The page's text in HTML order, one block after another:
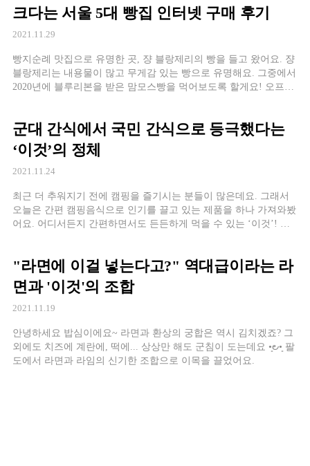
크다는 서울 5대 빵집 인터넷 구매 후기
2021.11.29
빵지순례 맛집으로 유명한 곳, 쟝 블랑제리의 빵을 들고 왔어요. 쟝
블랑제리는 내용물이 많고 무게감 있는 빵으로 유명해요. 그중에서
2020년에 블루리본을 받은 맘모스빵을 먹어보도록 할게요! 오프라
군대 간식에서 국민 간식으로 등극했다는
‘이것’의 정체
2021.11.24
최근 더 추워지기 전에 캠핑을 즐기시는 분들이 많은데요. 그래서
오늘은 간편 캠핑음식으로 인기를 끌고 있는 제품을 하나 가져와봤
어요. 어디서든지 간편하면서도 든든하게 먹을 수 있는 ‘이것’! 군
"라면에 이걸 넣는다고?" 역대급이라는 라
면과 '이것'의 조합
2021.11.19
안녕하세요 밥심이에요~ 라면과 환상의 궁합은 역시 김치겠죠? 그
외에도 치즈에 계란에, 떡에... 상상만 해도 군침이 도는데요 •͈౿•͈ 팔
도에서 라면과 라임의 신기한 조합으로 이목을 끌었어요.